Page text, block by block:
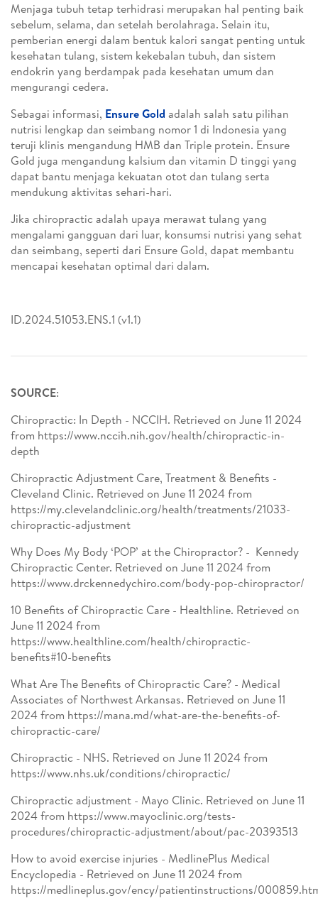
Menjaga tubuh tetap terhidrasi merupakan hal penting baik
sebelum, selama, dan setelah berolahraga. Selain itu,
pemberian energi dalam bentuk kalori sangat penting untuk
kesehatan tulang, sistem kekebalan tubuh, dan sistem
endokrin yang berdampak pada kesehatan umum dan
mengurangi cedera.
Sebagai informasi, Ensure Gold adalah salah satu pilihan
nutrisi lengkap dan seimbang nomor 1 di Indonesia yang
teruji klinis mengandung HMB dan Triple protein. Ensure
Gold juga mengandung kalsium dan vitamin D tinggi yang
dapat bantu menjaga kekuatan otot dan tulang serta
mendukung aktivitas sehari-hari.
Jika chiropractic adalah upaya merawat tulang yang
mengalami gangguan dari luar, konsumsi nutrisi yang sehat
dan seimbang, seperti dari Ensure Gold, dapat membantu
mencapai kesehatan optimal dari dalam.
ID.2024.51053.ENS.1 (v1.1)
SOURCE:
Chiropractic: In Depth - NCCIH. Retrieved on June 11 2024
from https://www.nccih.nih.gov/health/chiropractic-in-
depth
Chiropractic Adjustment Care, Treatment & Benefits -
Cleveland Clinic. Retrieved on June 11 2024 from
https://my.clevelandclinic.org/health/treatments/21033-
chiropractic-adjustment
Why Does My Body ‘POP’ at the Chiropractor? - Kennedy
Chiropractic Center. Retrieved on June 11 2024 from
https://www.drckennedychiro.com/body-pop-chiropractor/
10 Benefits of Chiropractic Care - Healthline. Retrieved on
June 11 2024 from
https://www.healthline.com/health/chiropractic-
benefits#10-benefits
What Are The Benefits of Chiropractic Care? - Medical
Associates of Northwest Arkansas. Retrieved on June 11
2024 from https://mana.md/what-are-the-benefits-of-
chiropractic-care/
Chiropractic - NHS. Retrieved on June 11 2024 from
https://www.nhs.uk/conditions/chiropractic/
Chiropractic adjustment - Mayo Clinic. Retrieved on June 11
2024 from https://www.mayoclinic.org/tests-
procedures/chiropractic-adjustment/about/pac-20393513
How to avoid exercise injuries - MedlinePlus Medical
Encyclopedia - Retrieved on June 11 2024 from
https://medlineplus.gov/ency/patientinstructions/